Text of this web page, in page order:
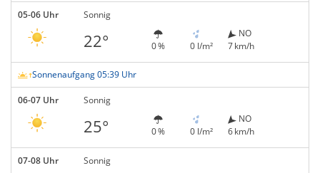
05-06 Uhr Sonnig
22° 0 % 0 l/m²
NO
7 km/h
Sonnenaufgang 05:39 Uhr
06-07 Uhr Sonnig
25° 0 % 0 l/m²
NO
6 km/h
07-08 Uhr Sonnig